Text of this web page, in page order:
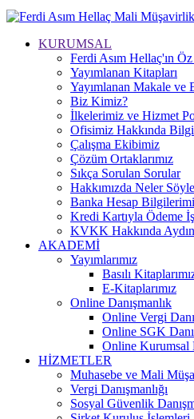
KURUMSAL
Ferdi Asım Hellaç'ın
Yayımlanan Kitapları
Yayımlanan Makale ve
Biz Kimiz?
İlkelerimiz ve Hizmet
Ofisimiz Hakkında
Çalışma Ekibimiz
Çözüm Ortaklarımız
Sıkça Sorulan Sorular
Hakkımızda Neler
Banka Hesap
Kredi Kartıyla Ödeme
KVKK Hakkında
AKADEMİ
Yayımlarımız
Basılı
E-Kitaplarımız
Online Danışmanlık
Online Vergi
Online SGK
Online Kurumsal
HİZMETLER
Muhasebe ve Mali
Vergi Danışmanlığı
Sosyal Güvenlik